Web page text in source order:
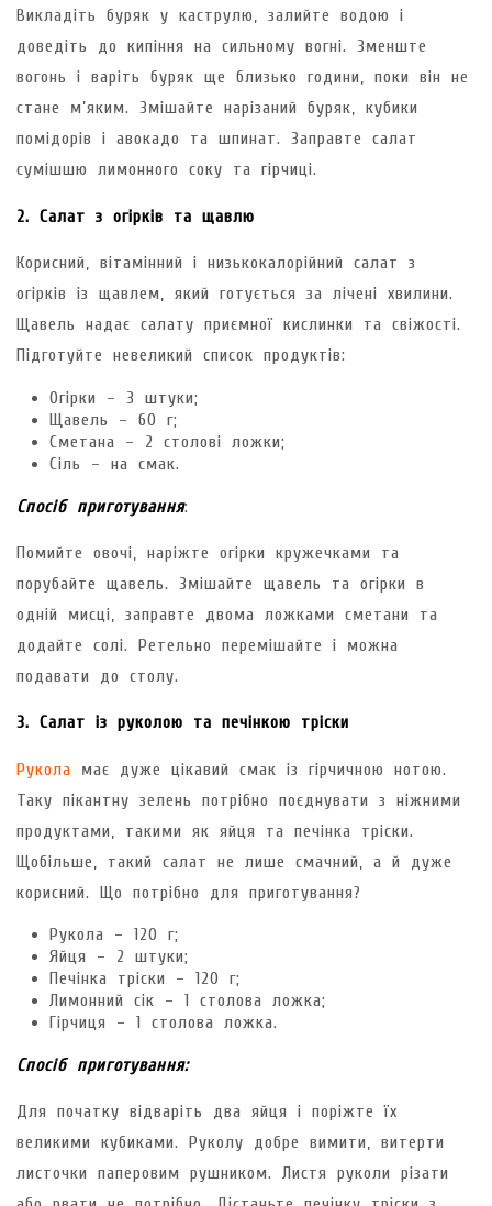
Викладіть буряк у каструлю, залийте водою і
доведіть до кипіння на сильному вогні. Зменште
вогонь і варіть буряк ще близько години, поки він не
стане м’яким. Змішайте нарізаний буряк, кубики
помідорів і авокадо та шпинат. Заправте салат
сумішшю лимонного соку та гірчиці.
2. Салат з огірків та щавлю
Корисний, вітамінний і низькокалорійний салат з
огірків із щавлем, який готується за лічені хвилини.
Щавель надає салату приємної кислинки та свіжості.
Підготуйте невеликий список продуктів:
Огірки – 3 штуки;
Щавель – 60 г;
Сметана – 2 столові ложки;
Сіль – на смак.
Спосіб приготування:
Помийте овочі, наріжте огірки кружечками та
порубайте щавель. Змішайте щавель та огірки в
одній мисці, заправте двома ложками сметани та
додайте солі. Ретельно перемішайте і можна
подавати до столу.
3. Салат із руколою та печінкою тріски
Рукола має дуже цікавий смак із гірчичною нотою.
Таку пікантну зелень потрібно поєднувати з ніжними
продуктами, такими як яйця та печінка тріски.
Щобільше, такий салат не лише смачний, а й дуже
корисний. Що потрібно для приготування?
Рукола – 120 г;
Яйця – 2 штуки;
Печінка тріски – 120 г;
Лимонний сік – 1 столова ложка;
Гірчиця – 1 столова ложка.
Спосіб приготування:
Для початку відваріть два яйця і поріжте їх
великими кубиками. Руколу добре вимити, витерти
листочки паперовим рушником. Листя руколи різати